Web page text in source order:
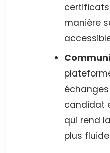
manière
échanges
candidat
qui rend
plus